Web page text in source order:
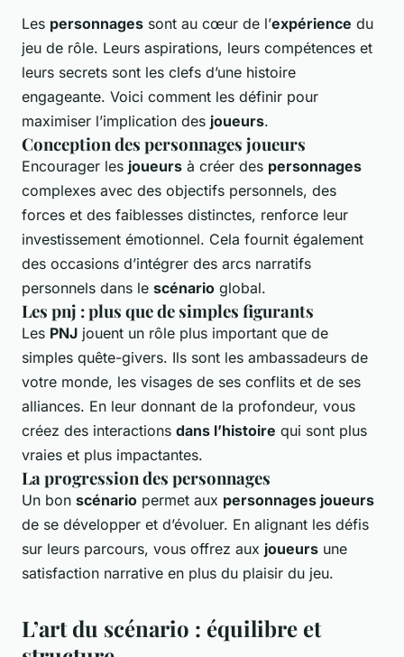
Les personnages sont au cœur de l’expérience du
jeu de rôle. Leurs aspirations, leurs compétences et
leurs secrets sont les clefs d’une histoire
engageante. Voici comment les définir pour
maximiser l’implication des joueurs.
Conception des personnages joueurs
Encourager les joueurs à créer des personnages
complexes avec des objectifs personnels, des
forces et des faiblesses distinctes, renforce leur
investissement émotionnel. Cela fournit également
des occasions d’intégrer des arcs narratifs
personnels dans le scénario global.
Les pnj : plus que de simples figurants
Les PNJ jouent un rôle plus important que de
simples quête-givers. Ils sont les ambassadeurs de
votre monde, les visages de ses conflits et de ses
alliances. En leur donnant de la profondeur, vous
créez des interactions dans l’histoire qui sont plus
vraies et plus impactantes.
La progression des personnages
Un bon scénario permet aux personnages joueurs
de se développer et d’évoluer. En alignant les défis
sur leurs parcours, vous offrez aux joueurs une
satisfaction narrative en plus du plaisir du jeu.
L’art du scénario : équilibre et